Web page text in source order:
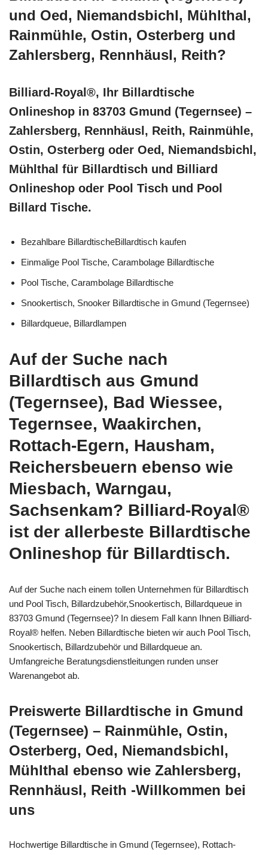
und Oed, Niemandsbichl, Mühlthal,
Rainmühle, Ostin, Osterberg und
Zahlersberg, Rennhäusl, Reith?
Billiard-Royal®, Ihr Billardtische
Onlineshop in 83703 Gmund (Tegernsee) –
Zahlersberg, Rennhäusl, Reith, Rainmühle,
Ostin, Osterberg oder Oed, Niemandsbichl,
Mühlthal für Billardtisch und Billiard
Onlineshop oder Pool Tisch und Pool
Billard Tische.
Bezahlbare BillardtischeBillardtisch kaufen
Einmalige Pool Tische, Carambolage Billardtische
Pool Tische, Carambolage Billardtische
Snookertisch, Snooker Billardtische in Gmund (Tegernsee)
Billardqueue, Billardlampen
Auf der Suche nach
Billardtisch aus Gmund
(Tegernsee), Bad Wiessee,
Tegernsee, Waakirchen,
Rottach-Egern, Hausham,
Reichersbeuern ebenso wie
Miesbach, Warngau,
Sachsenkam? Billiard-Royal®
ist der allerbeste Billardtische
Onlineshop für Billardtisch.
Auf der Suche nach einem tollen Unternehmen für Billardtisch
und Pool Tisch, Billardzubehör,Snookertisch, Billardqueue in
83703 Gmund (Tegernsee)? In diesem Fall kann Ihnen Billiard-
Royal® helfen. Neben Billardtische bieten wir auch Pool Tisch,
Snookertisch, Billardzubehör und Billardqueue an.
Umfangreiche Beratungsdienstleitungen runden unser
Warenangebot ab.
Preiswerte Billardtische in Gmund
(Tegernsee) – Rainmühle, Ostin,
Osterberg, Oed, Niemandsbichl,
Mühlthal ebenso wie Zahlersberg,
Rennhäusl, Reith -Willkommen bei
uns
Hochwertige Billardtische in Gmund (Tegernsee), Rottach-